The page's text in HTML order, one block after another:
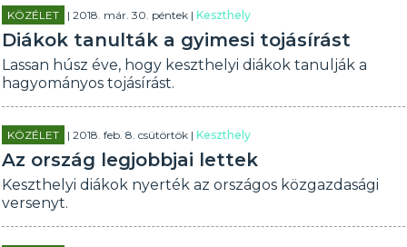
KÖZÉLET | 2018. már. 30. péntek |Keszthely
Diákok tanulták a gyimesi tojásírást
Lassan húsz éve, hogy keszthelyi diákok tanulják a
hagyományos tojásírást.
KÖZÉLET | 2018. feb. 8. csütörtök |Keszthely
Az ország legjobbjai lettek
Keszthelyi diákok nyerték az országos közgazdasági
versenyt.